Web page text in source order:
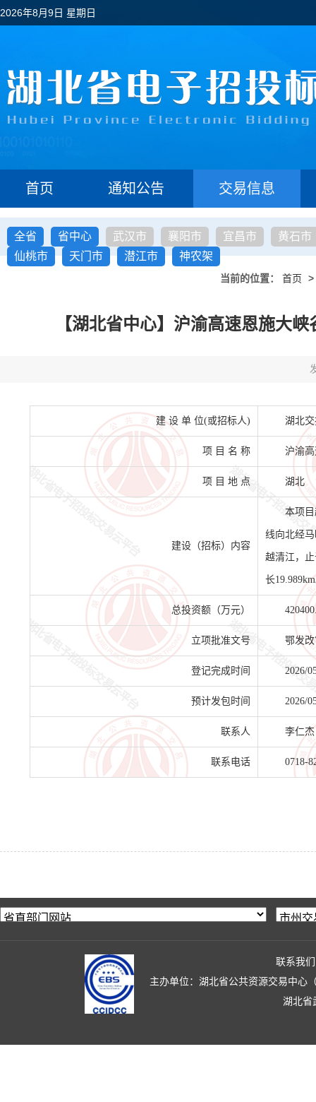
2026年8月9日 星期日
首页 通知公告 交易信息
全省 省中心 武汉市 襄阳市 宜昌市
黄石市
仙桃市
天门市 潜江市 神农架
当前的位置： 首页 >
【湖北省中心】沪渝高速恩施大
建 设 单 位(或招标人) 湖北
项 目 名 称 沪渝
项 目 地 点 湖北
建设（招标）内容
本项
线向北经
越清江，
长
总投资额（万元）
立项批准文号 鄂发
登记完成时间 2026/
预计发包时间 2026/
联系人 李仁杰
联系电话 0718-
联系我们
主办单位：湖北省公共资源交易中心
湖北省